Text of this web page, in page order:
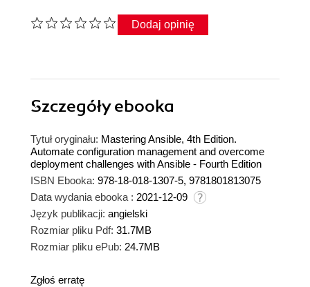
Dodaj opinię
Szczegółyebooka
Tytuł oryginału: Mastering Ansible, 4th Edition.
Automate configuration management and overcome
deployment challenges with Ansible - Fourth Edition
ISBN Ebooka: 978-18-018-1307-5, 9781801813075
Data wydania ebooka : 2021-12-09
Język publikacji: angielski
Rozmiar pliku Pdf: 31.7MB
Rozmiar pliku ePub: 24.7MB
Zgłoś erratę